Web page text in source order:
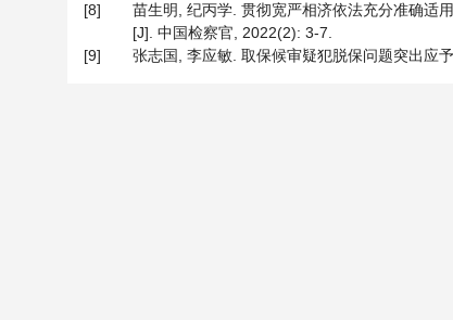
[8]
苗生明, 纪丙学. 贯彻宽严相济依法充分准确适
[J]. 中国检察官, 2022(2): 3-7.
[9]
张志国, 李应敏. 取保候审疑犯脱保问题突出应